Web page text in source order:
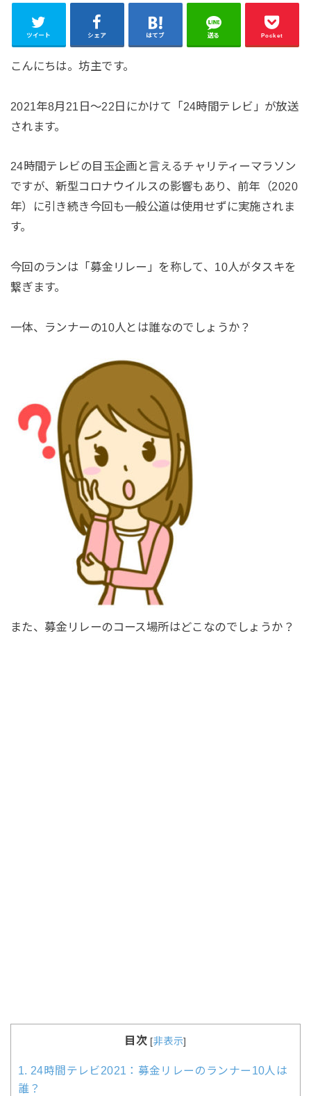
ツイート シェア はてブ 送る Pocket
こんにちは。坊主です。
2021年8月21日～22日にかけて「24時間テレビ」が放送
されます。
24時間テレビの目玉企画と言えるチャリティーマラソン
ですが、新型コロナウイルスの影響もあり、前年（2020
年）に引き続き今回も一般公道は使用せずに実施されま
す。
今回のランは「募金リレー」を称して、10人がタスキを
繋ぎます。
一体、ランナーの10人とは誰なのでしょうか？
また、募金リレーのコース場所はどこなのでしょうか？
目次 [非表示]
1. 24時間テレビ2021：募金リレーのランナー10人は
誰？